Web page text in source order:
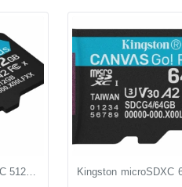
Kingston microSDXC 512GB 200MB/s UHS-I U3 V30 A2